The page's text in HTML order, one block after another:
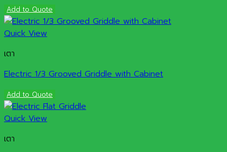
Add to Quote
Quick View
เตา
Electric 1/3 Grooved Griddle with Cabinet
Add to Quote
Quick View
เตา